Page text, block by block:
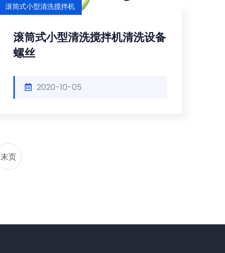
滚筒式小型清洗搅拌机
滚筒式小型清洗搅拌机清洗设备
螺丝
2020-10-05
末页